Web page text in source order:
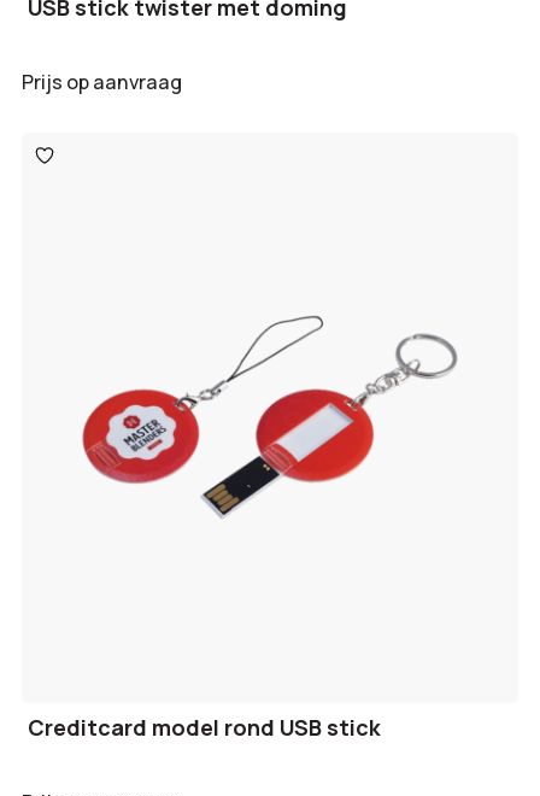
USB stick twister met doming
Prijs op aanvraag
Toevoegen
aan
Creditcard model rond USB stick